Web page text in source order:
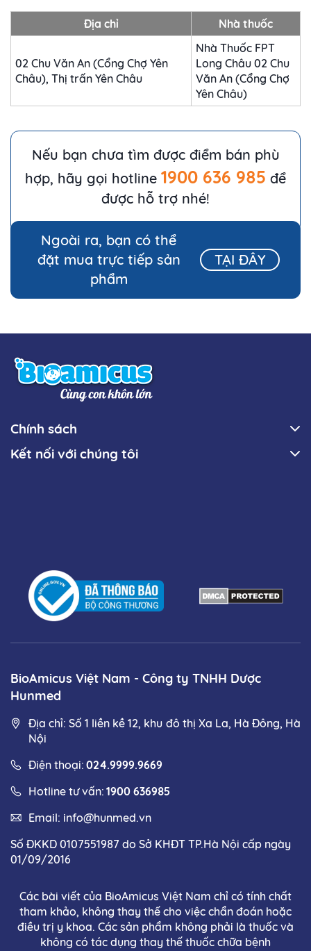
Địa chỉ Nhà thuốc
02 Chu Văn An (Cổng Chợ Yên
Châu), Thị trấn Yên Châu
Nhà Thuốc FPT
Long Châu 02 Chu
Văn An (Cổng Chợ
Yên Châu)
Nếu bạn chưa tìm được điểm bán phù
hợp, hãy gọi hotline 1900 636 985 để
được hỗ trợ nhé!
Ngoài ra, bạn có thể
đặt mua trực tiếp sản
phẩm
TẠI ĐÂY
BioAmicus Việt Nam - Công ty TNHH Dược
Hunmed
Địa chỉ: Số 1 liền kề 12, khu đô thị Xa La, Hà Đông, Hà
Nội
Điện thoại: 024.9999.9669
Hotline tư vấn: 1900 636985
Email: info@hunmed.vn
Số ĐKKD 0107551987 do Sở KHĐT TP.Hà Nội cấp ngày
01/09/2016
Chính sách
Kết nối với chúng tôi
Các bài viết của BioAmicus Việt Nam chỉ có tính chất
tham khảo, không thay thế cho việc chẩn đoán hoặc
điều trị y khoa. Các sản phẩm không phải là thuốc và
không có tác dụng thay thế thuốc chữa bệnh